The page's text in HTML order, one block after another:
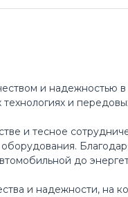
и надежностью
и
и тесное
до
и надежности,